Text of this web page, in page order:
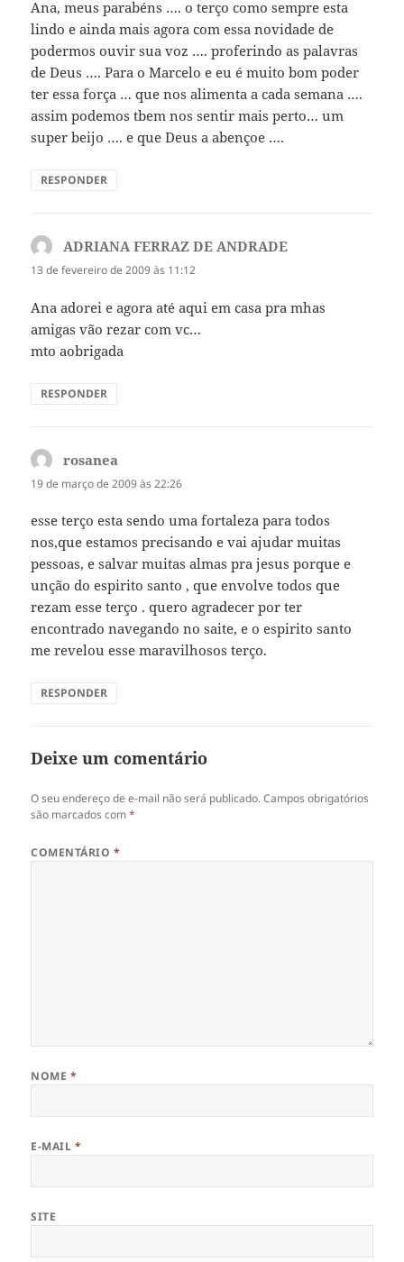
Ana, meus parabéns …. o terço como sempre esta
lindo e ainda mais agora com essa novidade de
podermos ouvir sua voz …. proferindo as palavras
de Deus …. Para o Marcelo e eu é muito bom poder
ter essa força … que nos alimenta a cada semana ….
assim podemos tbem nos sentir mais perto… um
super beijo …. e que Deus a abençoe ….
RESPONDER
ADRIANA FERRAZ DE ANDRADE
13 de fevereiro de 2009 às 11:12
Ana adorei e agora até aqui em casa pra mhas
amigas vão rezar com vc…
mto aobrigada
RESPONDER
rosanea
19 de março de 2009 às 22:26
esse terço esta sendo uma fortaleza para todos
nos,que estamos precisando e vai ajudar muitas
pessoas, e salvar muitas almas pra jesus porque e
unção do espirito santo , que envolve todos que
rezam esse terço . quero agradecer por ter
encontrado navegando no saite, e o espirito santo
me revelou esse maravilhosos terço.
RESPONDER
Deixe um comentário
O seu endereço de e-mail não será publicado. Campos obrigatórios
são marcados com*
COMENTÁRIO *
NOME *
E-MAIL *
SITE